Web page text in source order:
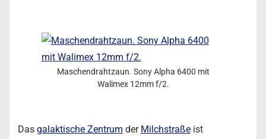
Maschendrahtzaun. Sony Alpha 6400 mit
Walimex 12mm f/2.
Das galaktische Zentrum der Milchstraßeist